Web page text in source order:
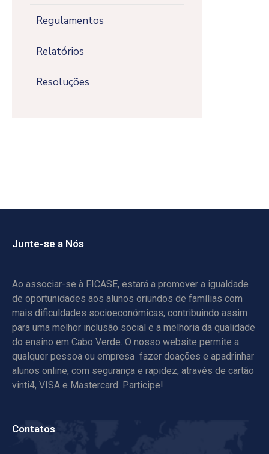
Regulamentos
Relatórios
Resoluções
Junte-se a Nós
Ao associar-se à FICASE, estará a promover a igualdade
de oportunidades aos alunos oriundos de famílias com
mais dificuldades socioeconómicas, contribuindo assim
para uma melhor inclusão social e a melhoria da qualidade
do ensino em Cabo Verde. O nosso website permite a
qualquer pessoa ou empresa fazer doações e apadrinhar
alunos online, com segurança e rapidez, através de cartão
vinti4, VISA e Mastercard. Participe!
Contatos